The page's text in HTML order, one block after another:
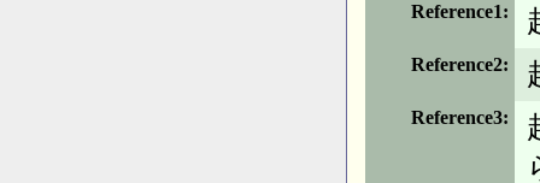
Reference1
Reference2
Reference3